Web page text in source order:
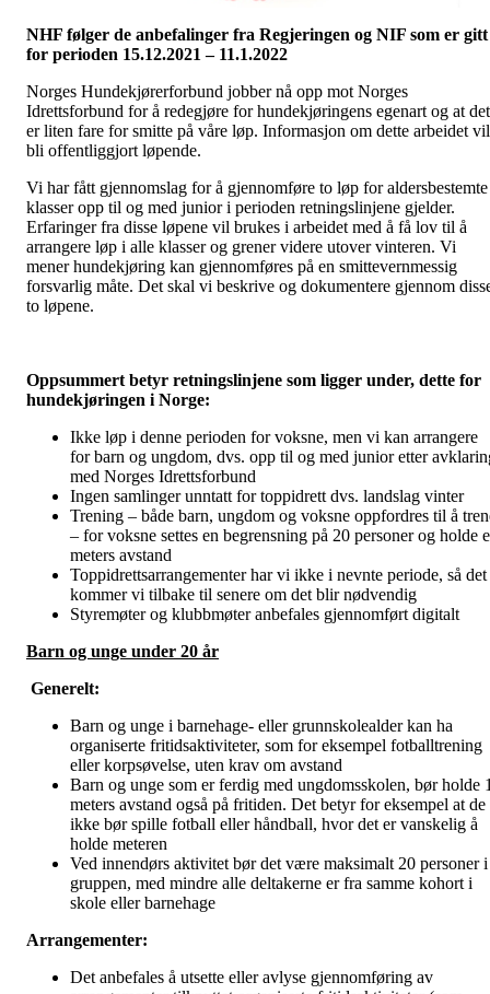
NHF følger de anbefalinger fra Regjeringen og NIF som er gitt
for perioden 15.12.2021 – 11.1.2022
Norges Hundekjørerforbund jobber nå opp mot Norges
Idrettsforbund for å redegjøre for hundekjøringens egenart og at det
er liten fare for smitte på våre løp. Informasjon om dette arbeidet vil
bli offentliggjort løpende.
Vi har fått gjennomslag for å gjennomføre to løp for aldersbestemte
klasser opp til og med junior i perioden retningslinjene gjelder.
Erfaringer fra disse løpene vil brukes i arbeidet med å få lov til å
arrangere løp i alle klasser og grener videre utover vinteren. Vi
mener hundekjøring kan gjennomføres på en smittevernmessig
forsvarlig måte. Det skal vi beskrive og dokumentere gjennom
to løpene.
Oppsummert betyr retningslinjene som ligger under, dette for
hundekjøringen i Norge:
Ikke løp i denne perioden for voksne, men vi kan arrangere
for barn og ungdom, dvs. opp til og med junior etter
med Norges Idrettsforbund
Ingen samlinger unntatt for toppidrett dvs. landslag vinter
Trening – både barn, ungdom og voksne oppfordres til å
– for voksne settes en begrensning på 20 personer og holde
meters avstand
Toppidrettsarrangementer har vi ikke i nevnte periode, så det
kommer vi tilbake til senere om det blir nødvendig
Styremøter og klubbmøter anbefales gjennomført digitalt
Barn og unge under 20 år
Generelt:
Barn og unge i barnehage- eller grunnskolealder kan ha
organiserte fritidsaktiviteter, som for eksempel fotballtrening
eller korpsøvelse, uten krav om avstand
Barn og unge som er ferdig med ungdomsskolen, bør holde
meters avstand også på fritiden. Det betyr for eksempel at de
ikke bør spille fotball eller håndball, hvor det er vanskelig å
holde meteren
Ved innendørs aktivitet bør det være maksimalt 20 personer i
gruppen, med mindre alle deltakerne er fra samme kohort i
skole eller barnehage
Arrangementer:
Det anbefales å utsette eller avlyse gjennomføring av